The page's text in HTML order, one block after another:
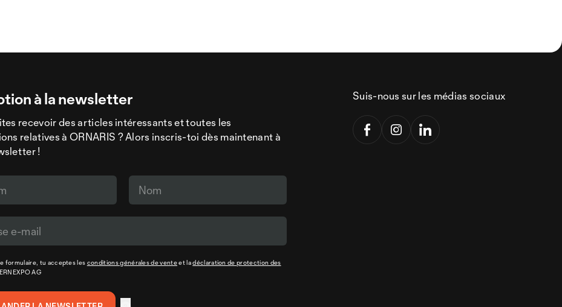
à la newsletter
recevoir des articles intéressants et toutes les
relatives à ORNARIS ? Alors inscris-toi dès maintenant à
!
formulaire, tu acceptes les conditions générales de venteet ladéclaration de protection des
AG
Suis-nous sur les médias sociaux